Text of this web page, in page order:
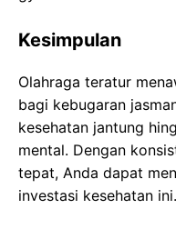
Kesimpulan
Olahraga teratur
bagi kebugaran
kesehatan jantung
mental. Dengan
tepat, Anda dapat
investasi kesehatan ini.